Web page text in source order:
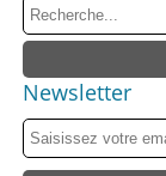
Newsletter